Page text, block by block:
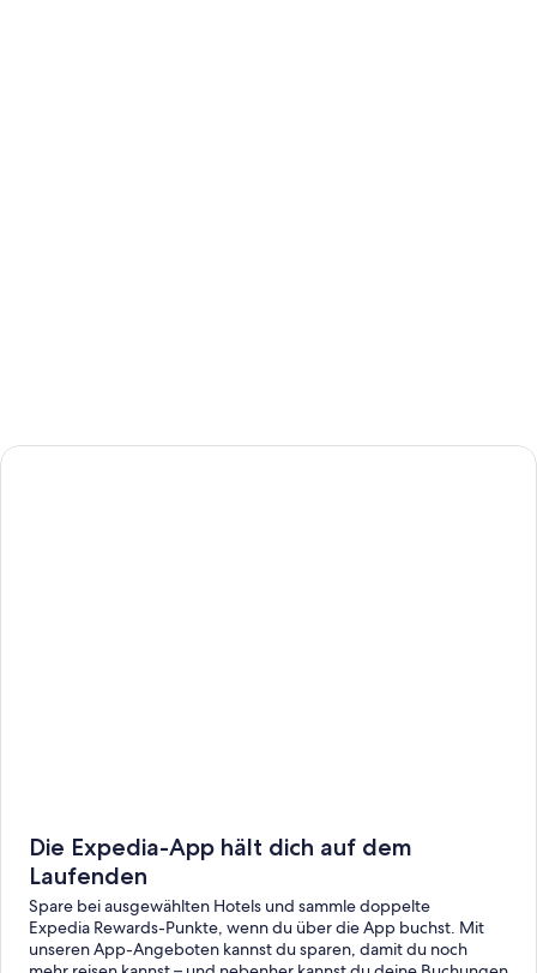
Die Expedia-App hält dich auf dem
Laufenden
Spare bei ausgewählten Hotels und sammle doppelte
Expedia Rewards-Punkte, wenn du über die App buchst. Mit
unseren App-Angeboten kannst du sparen, damit du noch